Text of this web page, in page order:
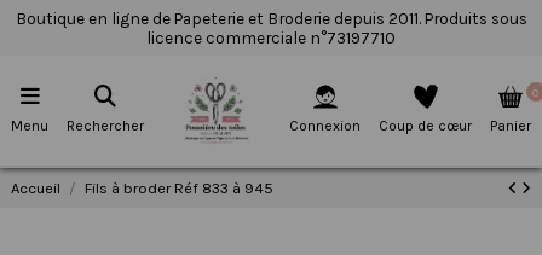
Boutique en ligne de Papeterie et Broderie depuis 2011. Produits sous
licence commerciale n°73197710
Menu Rechercher Connexion Coup de cœur
0
Panier
Accueil Fils à broder Réf 833 à 945